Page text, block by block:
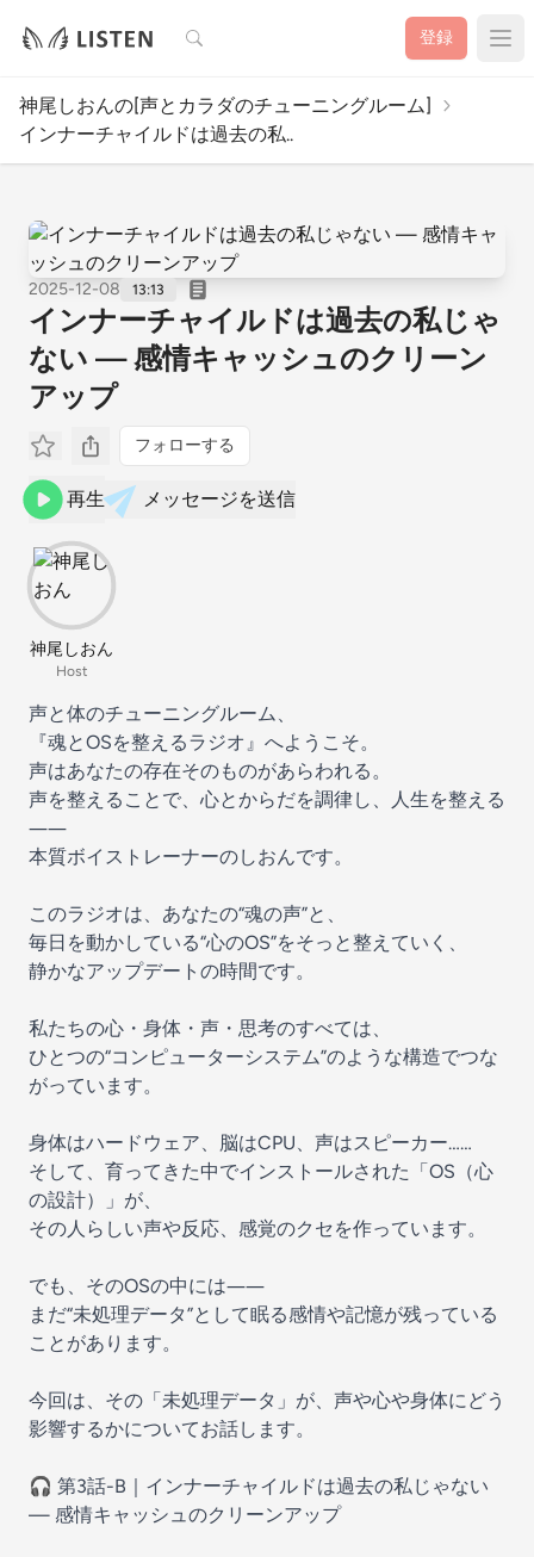
検索 登録
神尾しおんの[声とカラダのチューニングルーム]
インナーチャイルドは過去の私..
2025-12-08 13:13
インナーチャイルドは過去の私じゃ
ない — 感情キャッシュのクリーン
アップ
フォローする
再生 メッセージを送信
神尾しおん
Host
声と体のチューニングルーム、
『魂とOSを整えるラジオ』へようこそ。
声はあなたの存在そのものがあらわれる。
声を整えることで、心とからだを調律し、人生を整える
――
本質ボイストレーナーのしおんです。
このラジオは、あなたの“魂の声”と、
毎日を動かしている“心のOS”をそっと整えていく、
静かなアップデートの時間です。
私たちの心・身体・声・思考のすべては、
ひとつの“コンピューターシステム”のような構造でつな
がっています。
身体はハードウェア、脳はCPU、声はスピーカー……
そして、育ってきた中でインストールされた「OS（心
の設計）」が、
その人らしい声や反応、感覚のクセを作っています。
でも、そのOSの中には――
まだ“未処理データ”として眠る感情や記憶が残っている
ことがあります。
今回は、その「未処理データ」が、声や心や身体にどう
影響するかについてお話します。
🎧 第3話-B｜インナーチャイルドは過去の私じゃない
— 感情キャッシュのクリーンアップ